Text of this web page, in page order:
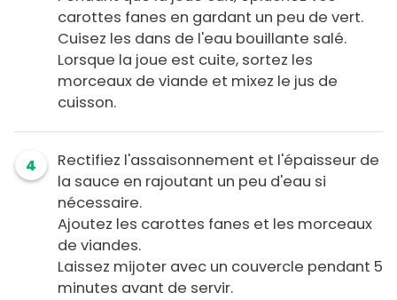
carottes fanes en gardant un peu de vert.
Cuisez les dans de l'eau bouillante salé.
Lorsque la joue est cuite, sortez les
morceaux de viande et mixez le jus de
cuisson.
4
Rectifiez l'assaisonnement et l'épaisseur de
la sauce en rajoutant un peu d'eau si
nécessaire.
Ajoutez les carottes fanes et les morceaux
de viandes.
Laissez mijoter avec un couvercle pendant 5
minutes avant de servir.